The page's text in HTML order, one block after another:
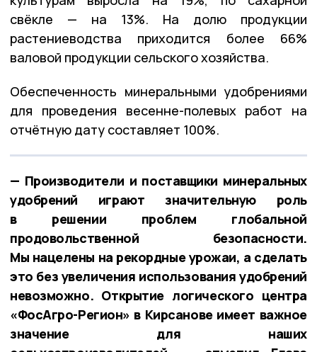
свёкле — на 13%. На долю продукции
растениеводства приходится более 66%
валовой продукции сельского хозяйства.
Обеспеченность минеральными удобрениями
для проведения весенне-полевых работ на
отчётную дату составляет 100%.
— Производители и поставщики минеральных
удобрений играют значительную роль
в решении проблем глобальной
продовольственной безопасности.
Мы нацелены на рекордные урожаи, а сделать
это без увеличения использования удобрений
невозможно. Открытие логического центра
«ФосАгро-Регион» в Кирсанове имеет важное
значение для наших